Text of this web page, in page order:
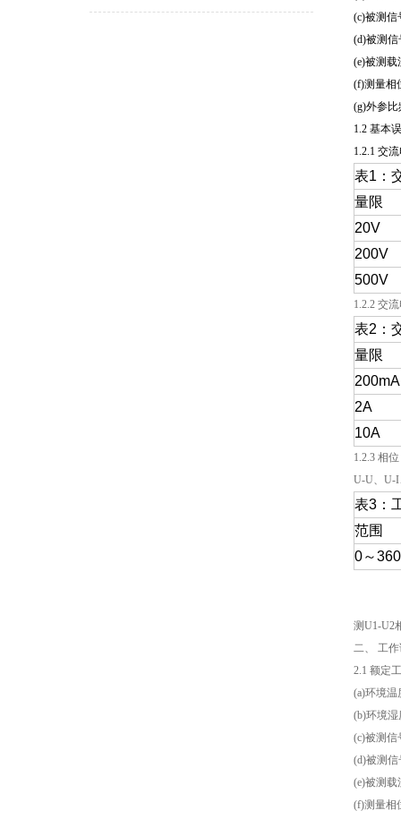
(c)被测信
(d)被测信
(e)被测
(f)测量相
(g)外参
1.2 基本
1.2.1 交
表1：
量限
20V
200V
500V
1.2.2 交
表2：
量限
200mA
2A
10A
1.2.3 相位
U-U、U-
表3：
范围
0～
测U1-U2
二、 工
2.1 额定
(a)环境
(b)环境湿
(c)被测信
(d)被测信
(e)被测
(f)测量相